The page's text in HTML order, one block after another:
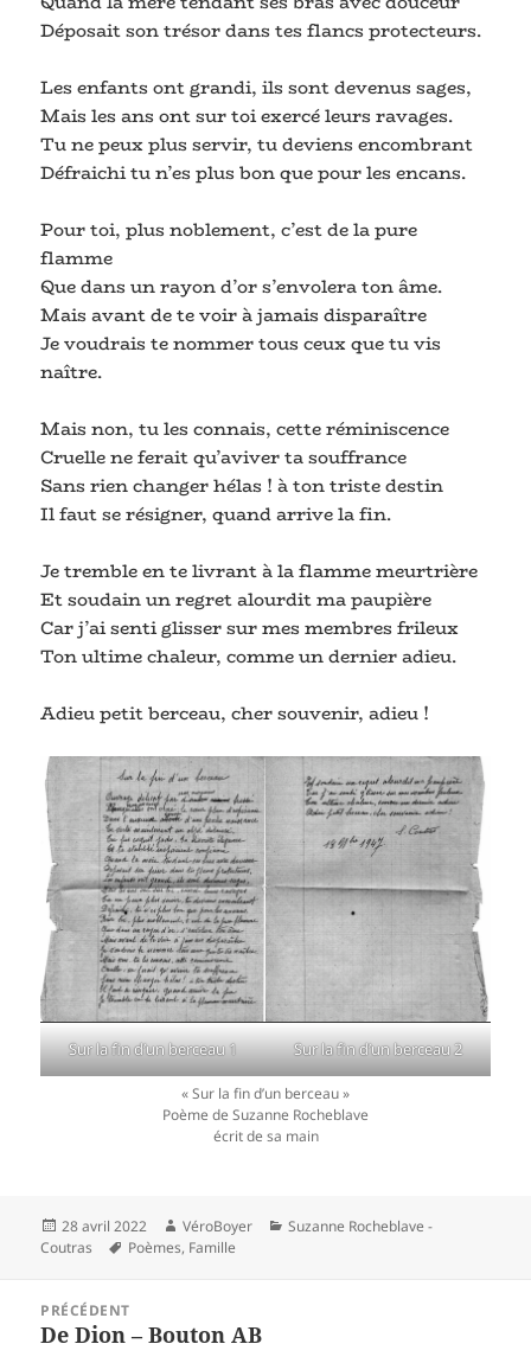
Déposait son trésor dans tes flancs protecteurs.
Les enfants ont grandi, ils sont devenus sages,
Mais les ans ont sur toi exercé leurs ravages.
Tu ne peux plus servir, tu deviens encombrant
Défraichi tu n’es plus bon que pour les encans.
Pour toi, plus noblement, c’est de la pure
flamme
Que dans un rayon d’or s’envolera ton âme.
Mais avant de te voir à jamais disparaître
Je voudrais te nommer tous ceux que tu vis
naître.
Mais non, tu les connais, cette réminiscence
Cruelle ne ferait qu’aviver ta souffrance
Sans rien changer hélas ! à ton triste destin
Il faut se résigner, quand arrive la fin.
Je tremble en te livrant à la flamme meurtrière
Et soudain un regret alourdit ma paupière
Car j’ai senti glisser sur mes membres frileux
Ton ultime chaleur, comme un dernier adieu.
Adieu petit berceau, cher souvenir, adieu !
Sur la fin d’un berceau 1 Sur la fin d’un berceau 2
« Sur la fin d’un berceau »
Poème de Suzanne Rocheblave
écrit de sa main
Publié
le
28 avril 2022 Auteur
VéroBoyer Catégories
Suzanne Rocheblave -
Coutras
Mots-
Poèmes, Famille
l’article
PRÉCÉDENT
Article
De Dion – Bouton AB